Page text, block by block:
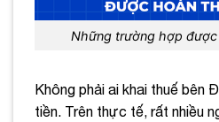
Những trường hợp
Không phải ai khai thuế bên
tiền. Trên thực tế, rất nhiều